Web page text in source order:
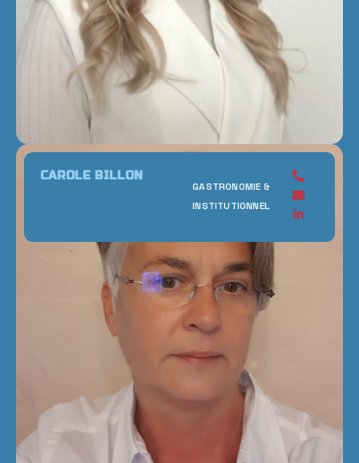
CAROLE BILLON
GASTRONOMIE &
INSTITUTIONNEL